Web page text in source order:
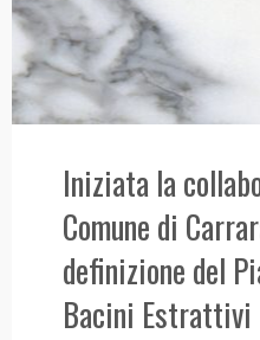
Iniziata la
Comune di
definizione del
Bacini Estrattivi